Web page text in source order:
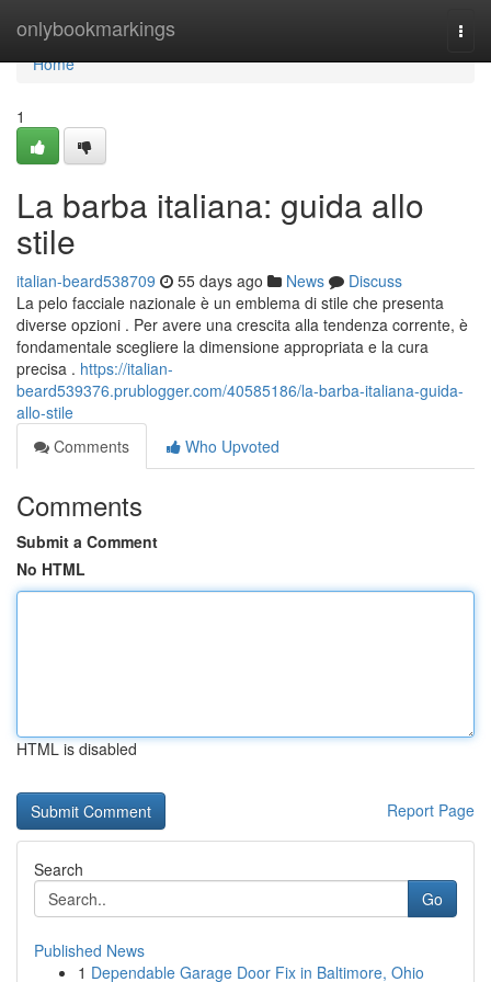
onlybookmarkings
Home
Home
1
La barba italiana: guida allo
stile
italian-beard538709 55 days ago News
Discuss
La pelo facciale nazionale è un emblema di stile che presenta
diverse opzioni . Per avere una crescita alla tendenza corrente, è
fondamentale scegliere la dimensione appropriata e la cura
precisa . https://italian-
beard539376.prublogger.com/40585186/la-barba-italiana-guida-
allo-stile
Comments
Who Upvoted
Comments
Submit a Comment
No HTML
HTML is disabled
Report Page
Search
Go
Published News
1 Dependable Garage Door Fix in Baltimore, Ohio